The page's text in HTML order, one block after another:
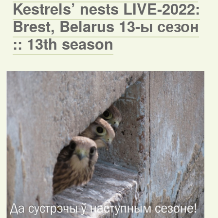
Kestrels’ nests LIVE-2022:
Brest, Belarus 13-ы сезон
:: 13th season